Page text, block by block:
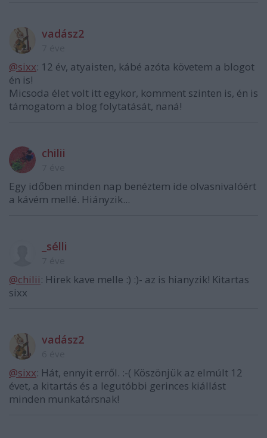
vadász2
@sixx: 12 év, atyaisten, kábé azóta követem a blogot
én is!
Micsoda élet volt itt egykor, komment szinten is, én is
támogatom a blog folytatását, naná!
chilii
Egy időben minden nap benéztem ide olvasnivalóért
a kávém mellé. Hiányzik...
_sélli
@chilii: Hirek kave melle :) :)- az is hianyzik! Kitartas
sixx
vadász2
@sixx: Hát, ennyit erről. :-( Köszönjük az elmúlt 12
évet, a kitartás és a legutóbbi gerinces kiállást
minden munkatársnak!